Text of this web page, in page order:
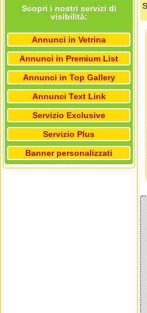
Scopri i nostri servizi di
visibilità:
Annunci in Vetrina
Annunci in Premium List
Annunci in Top Gallery
Annunci Text Link
Servizio Exclusive
Servizio Plus
Banner personalizzati